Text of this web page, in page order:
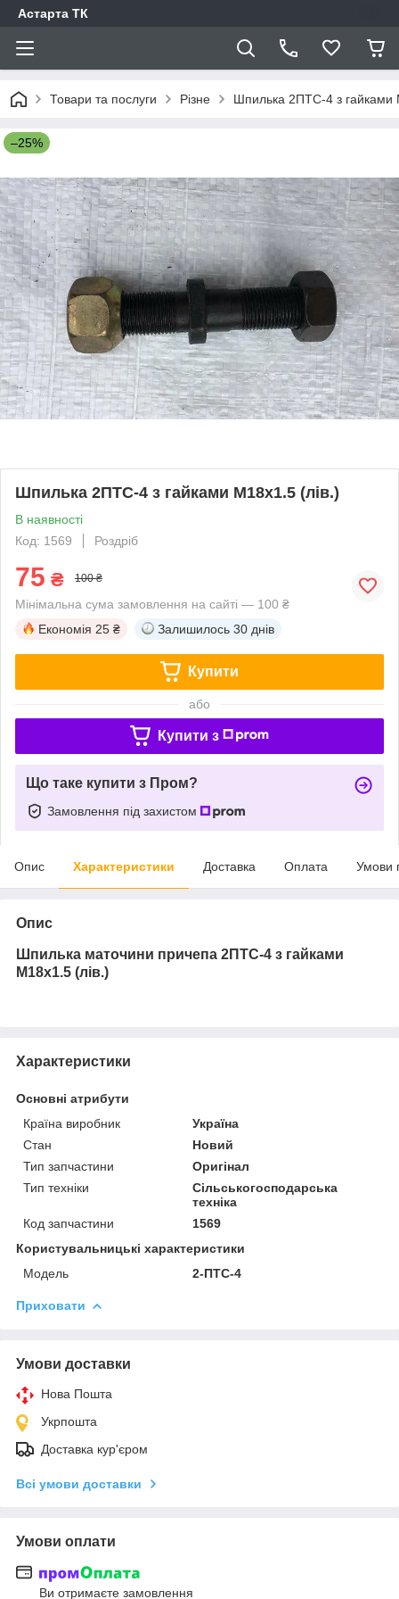
Астарта ТК
Товари та послуги Різне Шпилька 2ПТС-4 з гайками
–25%
Шпилька 2ПТС-4 з гайками М18х1.5 (лів.)
В наявності
Код: 1569
Роздріб
75 ₴ 100 ₴
Мінімальна сума замовлення на сайті — 100 ₴
Економія 25 ₴ Залишилось 30 днів
Купити
або
Купити з
Що таке купити з Пром?
Замовлення під захистом
Опис Характеристики Доставка Оплата Умови
Опис
Шпилька маточини причепа 2ПТС-4 з гайками
М18х1.5 (лів.)
Характеристики
Основні атрибути
Країна виробник
Україна
Стан
Новий
Тип запчастини
Оригінал
Тип техніки
Сільськогосподарська
техніка
Код запчастини
1569
Користувальницькі характеристики
Модель
2-ПТС-4
Приховати
Умови доставки
Нова Пошта
Укрпошта
Доставка кур'єром
Всі умови доставки
Умови оплати
Ви отримаєте замовлення